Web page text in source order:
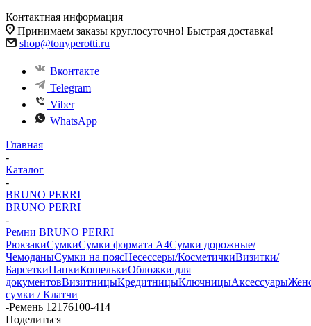
Контактная информация
Принимаем заказы круглосуточно! Быстрая доставка!
shop@tonyperotti.ru
Вконтакте
Telegram
Viber
WhatsApp
Главная
-
Каталог
-
BRUNO PERRI
BRUNO PERRI
-
Ремни BRUNO PERRI
РюкзакиСумкиСумки формата А4Сумки дорожные/
ЧемоданыСумки на поясНесессеры/КосметичкиВизитки/
БарсеткиПапкиКошелькиОбложки для
документовВизитницыКредитницыКлючницыАксессуары
сумки / Клатчи
-Ремень 12176100-414
Поделиться